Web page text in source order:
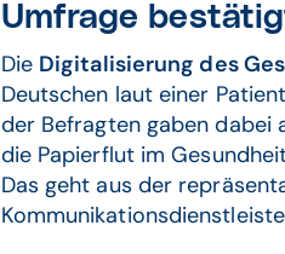
Umfrage
Die Digitalisierung des
Deutschen laut einer
der Befragten gaben dabei
die Papierflut im
Das geht aus der